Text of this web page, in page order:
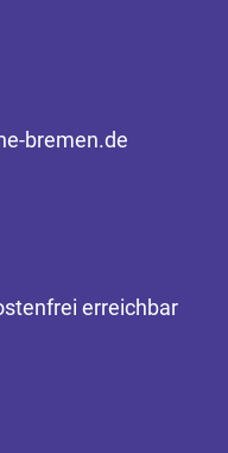
bremen.de
erreichbar